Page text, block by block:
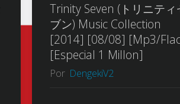
Trinity Seven (トリニティ
ブン) Music Collection
[2014] [08/08] [Mp3/
[Especial 1 Millon]
Por DengekiV2